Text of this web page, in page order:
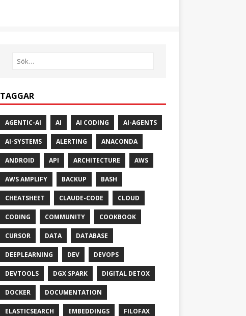
TAGGAR
AGENTIC-AI AI AI CODING AI-AGENTS
AI-SYSTEMS ALERTING ANACONDA
ANDROID API ARCHITECTURE AWS
AWS AMPLIFY BACKUP BASH
CHEATSHEET CLAUDE-CODE CLOUD
CODING COMMUNITY COOKBOOK
CURSOR DATA DATABASE
DEEPLEARNING DEV DEVOPS
DEVTOOLS DGX SPARK DIGITAL DETOX
DOCKER DOCUMENTATION
ELASTICSEARCH EMBEDDINGS FILOFAX